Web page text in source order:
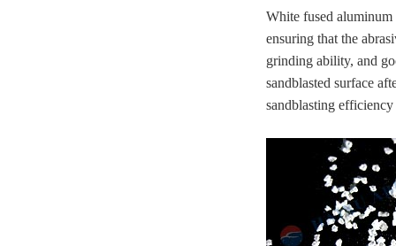
White fused
ensuring that the
grinding ability, and
sandblasted surface
sandblasting